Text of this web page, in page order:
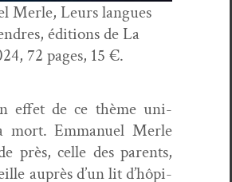
Mer­le, Leurs langues
édi­tions de La
72 pages, 15 €.
effet de ce thème uni­
mort. Emmanuel Mer­le
près, celle des par­ents,
auprès d’un lit d’hôpi­